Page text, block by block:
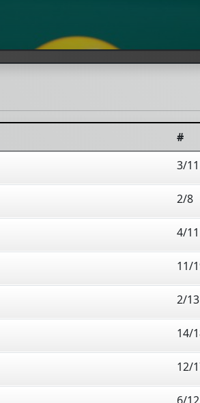
#
3/11
2/8
4/11
11/
2/13
14/
12/